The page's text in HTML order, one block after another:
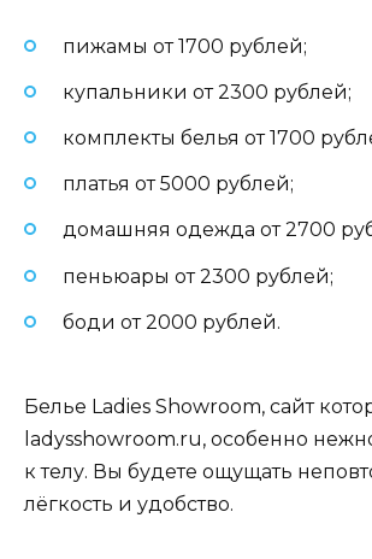
пижамы от 1700 рублей;
купальники от 2300 рублей;
комплекты белья от 1700
платья от 5000 рублей;
домашняя одежда от 2700
пеньюары от 2300 рублей;
боди от 2000 рублей.
Белье Ladies Showroom, сайт
ladysshowroom.ru, особенно
к телу. Вы будете ощущать
лёгкость и удобство.